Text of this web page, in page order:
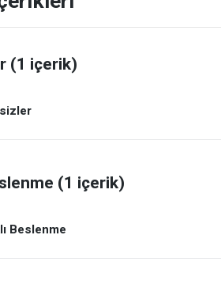
(1 içerik)
(1 içerik)
Beslenme